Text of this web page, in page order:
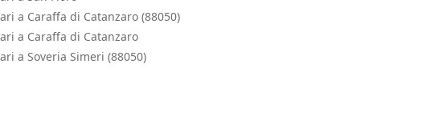
a Caraffa di Catanzaro (88050)
a Caraffa di Catanzaro
a Soveria Simeri (88050)